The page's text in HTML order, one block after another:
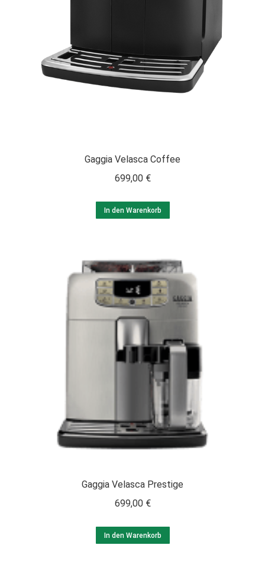
Gaggia Velasca Coffee
699,00 €
In den Warenkorb
Gaggia Velasca Prestige
699,00 €
In den Warenkorb